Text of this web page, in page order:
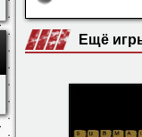
Ещё